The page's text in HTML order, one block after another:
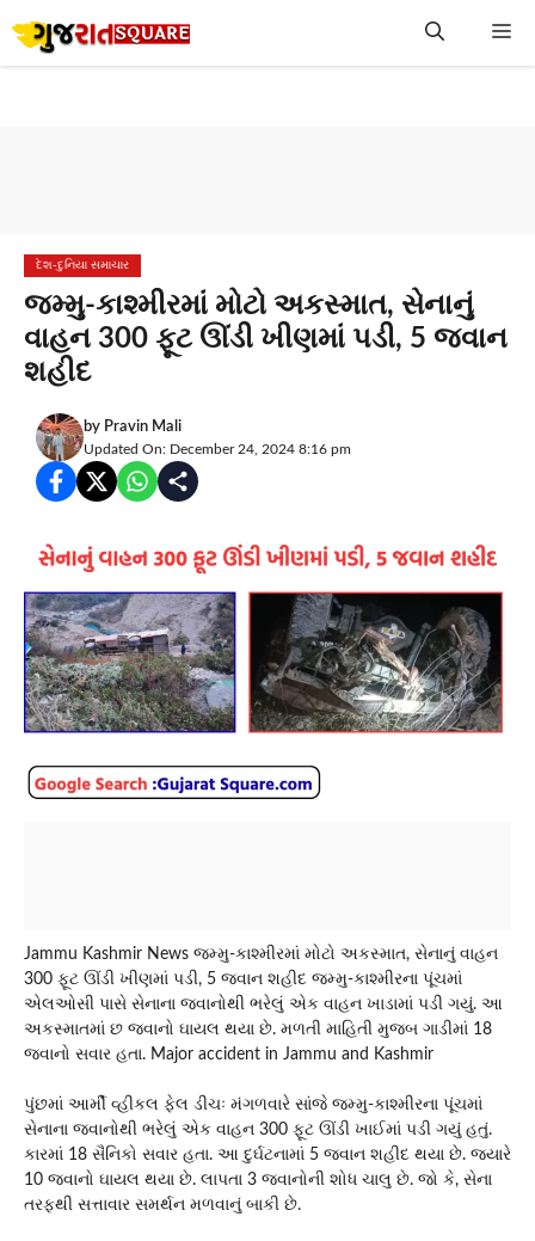
to
દેશ-દુનિયા સમાચાર
જમ્મુ-કાશ્મીરમાં મોટો અકસ્માત, સેનાનું
વાહન 300 ફૂટ ઊંડી ખીણમાં પડી, 5 જવાન
શહીદ
by Pravin Mali
Updated On: December 24, 2024 8:16 pm
Jammu Kashmir News જમ્મુ-કાશ્મીરમાં મોટો અકસ્માત, સેનાનું વાહન
300 ફૂટ ઊંડી ખીણમાં પડી, 5 જવાન શહીદ જમ્મુ-કાશ્મીરના પૂંચમાં
એલઓસી પાસે સેનાના જવાનોથી ભરેલું એક વાહન ખાડામાં પડી ગયું. આ
અકસ્માતમાં છ જવાનો ઘાયલ થયા છે. મળતી માહિતી મુજબ ગાડીમાં 18
જવાનો સવાર હતા. Major accident in Jammu and Kashmir
પુંછમાં આર્મી વ્હીકલ ફેલ ડીચઃ મંગળવારે સાંજે જમ્મુ-કાશ્મીરના પૂંચમાં
સેનાના જવાનોથી ભરેલું એક વાહન 300 ફૂટ ઊંડી ખાઈમાં પડી ગયું હતું.
કારમાં 18 સૈનિકો સવાર હતા. આ દુર્ઘટનામાં 5 જવાન શહીદ થયા છે. જ્યારે
10 જવાનો ઘાયલ થયા છે. લાપતા 3 જવાનોની શોધ ચાલુ છે. જો કે, સેના
તરફથી સત્તાવાર સમર્થન મળવાનું બાકી છે.